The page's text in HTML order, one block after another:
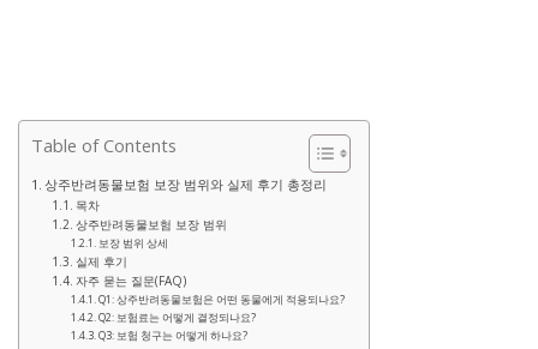
Table of Contents
상주반려동물보험 보장 범위와 실제 후기 총정리
목차
상주반려동물보험 보장 범위
보장 범위 상세
실제 후기
자주 묻는 질문(FAQ)
Q1: 상주반려동물보험은 어떤 동물에게 적용되나요?
Q2: 보험료는 어떻게 결정되나요?
Q3: 보험 청구는 어떻게 하나요?